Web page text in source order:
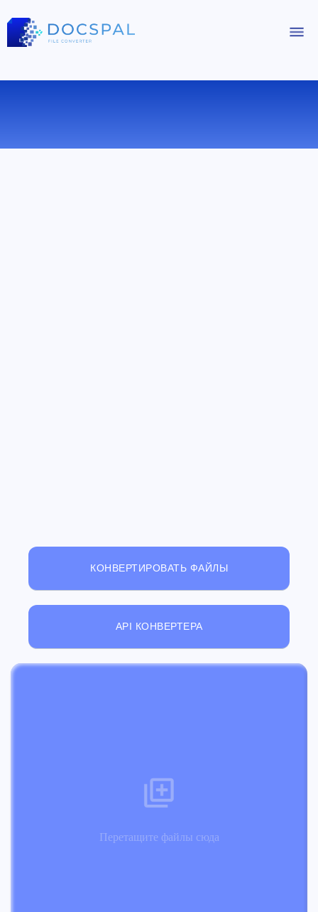
КОНВЕРТИРОВАТЬ ФАЙЛЫ
API КОНВЕРТЕРА
Перетащите файлы сюда